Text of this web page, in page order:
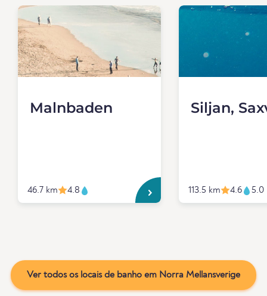
Malnbaden
46.7 km 4.8
Siljan,
113.5 km 4.6 5.0
Ver todos os locais de banho em Norra Mellansverige